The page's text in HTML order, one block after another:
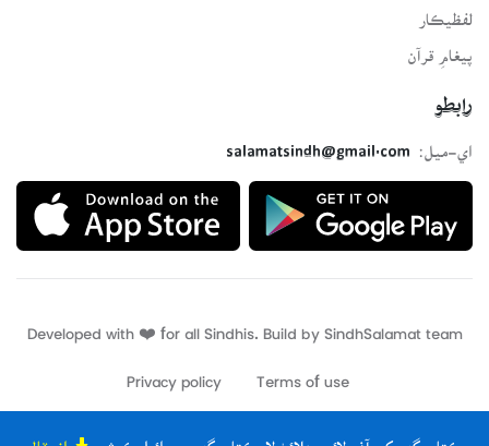
ڪتاب گهر کي آف لائين ھلائڻ لاءِ ڪتاب گهر جي ائپليڪيشن انسٽال
لفظيڪار
پيغامِ قرآن
رابطو
اي-ميل:
salamatsindh@gmail.com
Developed with ❤️ for all Sindhis. Build by SindhSalamat
Terms of use
Privacy policy